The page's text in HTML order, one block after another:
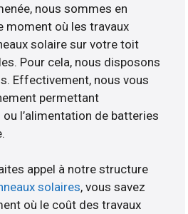
nous sommes en
moment où les travaux
solaire sur votre toit
Pour cela, nous disposons
Effectivement, nous vous
permettant
l’alimentation de batteries
appel à notre structure
solaires, vous savez
où le coût des travaux